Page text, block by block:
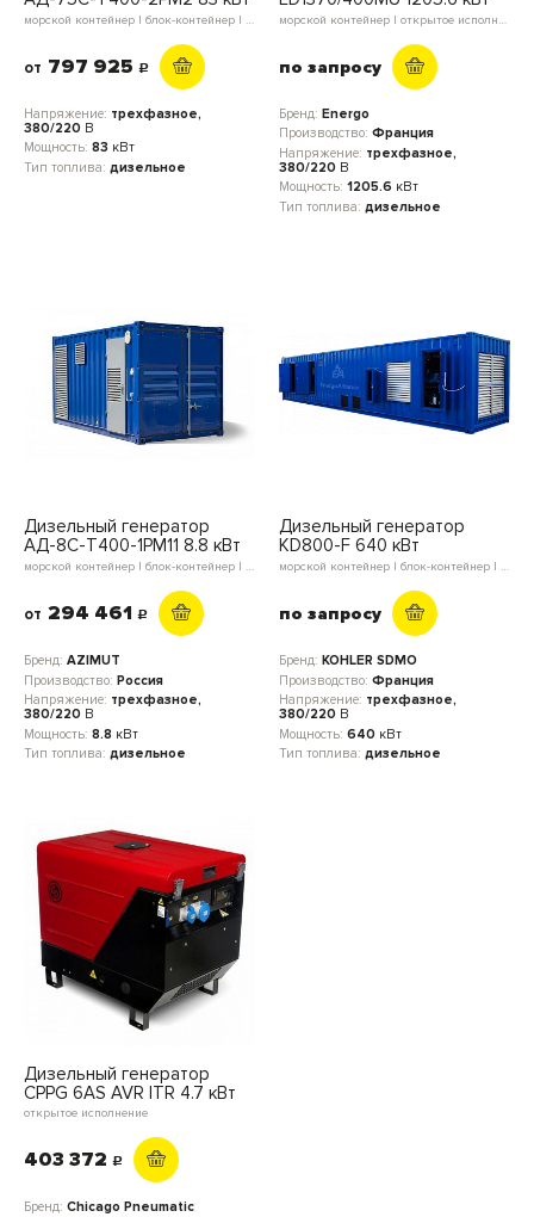
морской контейнер | блок-контейнер | мини-контейнер | в кожухе | открытое исполнение
от 797 925 c
Напряжение: трехфазное,
380/220 В
Мощность: 83 кВт
Тип топлива: дизельное
морской контейнер | открытое исполнение
по запросу
Бренд: Energo
Производство: Франция
Напряжение: трехфазное,
380/220 В
Мощность: 1205.6 кВт
Тип топлива: дизельное
Дизельный генератор
АД-8С-Т400-1РМ11 8.8 кВт
морской контейнер | блок-контейнер | мини-контейнер | в кожухе | открытое исполнение
от 294 461 c
Бренд: AZIMUT
Производство: Россия
Напряжение: трехфазное,
380/220 В
Мощность: 8.8 кВт
Тип топлива: дизельное
Дизельный генератор
KD800-F 640 кВт
морской контейнер | блок-контейнер | открытое исполнение
по запросу
Бренд: KOHLER SDMO
Производство: Франция
Напряжение: трехфазное,
380/220 В
Мощность: 640 кВт
Тип топлива: дизельное
Дизельный генератор
CPPG 6AS AVR ITR 4.7 кВт
открытое исполнение
403 372 c
Бренд: Chicago Pneumatic